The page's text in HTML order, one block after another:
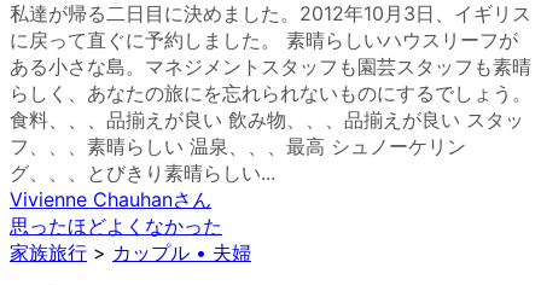
私達が帰る二日目に決めました。2012年10月3日、イギリス
に戻って直ぐに予約しました。 素晴らしいハウスリーフが
ある小さな島。マネジメントスタッフも園芸スタッフも素晴
らしく、あなたの旅にを忘れられないものにするでしょう。
食料、、、品揃えが良い 飲み物、、、品揃えが良い スタッ
フ、、、素晴らしい 温泉、、、最高 シュノーケリン
グ、、、とびきり素晴らしい...
Vivienne Chauhanさん
思ったほどよくなかった
家族旅行 > カップル • 夫婦